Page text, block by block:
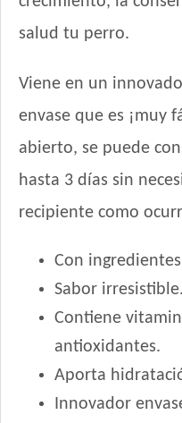
salud tu perro.
Viene en un
envase que es ¡muy
abierto, se puede
hasta 3 días sin
recipiente como
Con
Sabor irresistible.
Contiene
antioxidantes.
Aporta
Innovador